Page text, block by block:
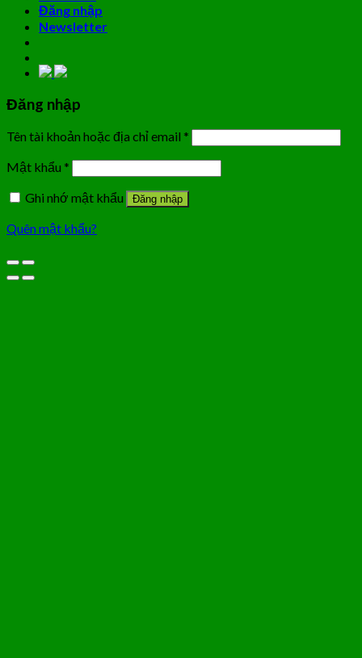
Đăng nhập
Newsletter
Đăng nhập
Tên tài khoản hoặc địa chỉ email *
Mật khẩu *
Ghi nhớ mật khẩu
Đăng nhập
Quên mật khẩu?